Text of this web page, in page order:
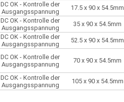
DC OK - Kontrolle der
Ausgangsspannung
17.5 x 90 x 54.5mm
DC OK - Kontrolle der
Ausgangsspannung
35 x 90 x 54.5mm
DC OK - Kontrolle der
Ausgangsspannung
52.5 x 90 x 54.5mm
DC OK - Kontrolle der
Ausgangsspannung
70 x 90 x 54.5mm
DC OK - Kontrolle der
Ausgangsspannung
105 x 90 x 54.5mm